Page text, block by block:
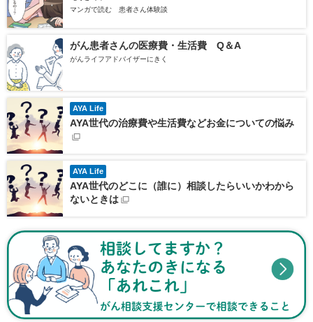
マンガで読む 患者さん体験談
がん患者さんの医療費・生活費 Q＆A
がんライフアドバイザーにきく
AYA Life
AYA世代の治療費や生活費などお金についての悩み
AYA Life
AYA世代のどこに（誰に）相談したらいいかわから
ないときは